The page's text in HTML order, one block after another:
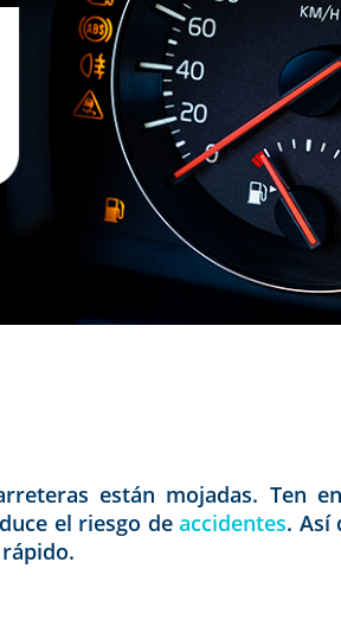
están mojadas. Ten
el riesgo deaccidentes. Así